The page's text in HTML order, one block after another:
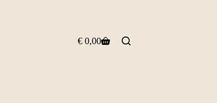
Winkelwagen
€ 0,00